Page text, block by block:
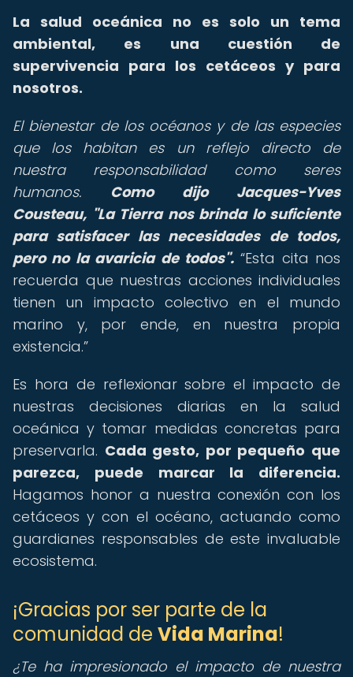
La salud oceánica no es solo un tema
ambiental, es una cuestión de
supervivencia para los cetáceos y para
nosotros.
El bienestar de los océanos y de las especies
que los habitan es un reflejo directo de
nuestra responsabilidad como seres
humanos. Como dijo Jacques-Yves
Cousteau, "La Tierra nos brinda lo suficiente
para satisfacer las necesidades de todos,
pero no la avaricia de todos".
Esta cita nos
recuerda que nuestras acciones individuales
tienen un impacto colectivo en el mundo
marino y, por ende, en nuestra propia
existencia.
Es hora de reflexionar sobre el impacto de
nuestras decisiones diarias en la salud
oceánica y tomar medidas concretas para
preservarla. Cada gesto, por pequeño que
parezca, puede marcar la diferencia.
Hagamos honor a nuestra conexión con los
cetáceos y con el océano, actuando como
guardianes responsables de este invaluable
ecosistema.
¡Gracias por ser parte de la
comunidad de Vida Marina!
¿Te ha impresionado el impacto de nuestra